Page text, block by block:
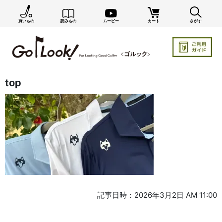
買いもの 読みもの ムービー カート さがす
top
記事日時：2026年3月2日 AM 11:00